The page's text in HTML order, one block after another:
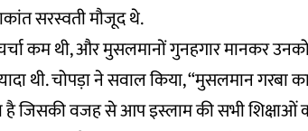
सरस्वती मौजूद थे.
कम थी, और मुसलमानों गुनहगार मानकर
थी. चोपड़ा ने सवाल किया, “मुसलमान गरबा
है जिसकी वजह से आप इस्लाम की सभी शिक्षाओं